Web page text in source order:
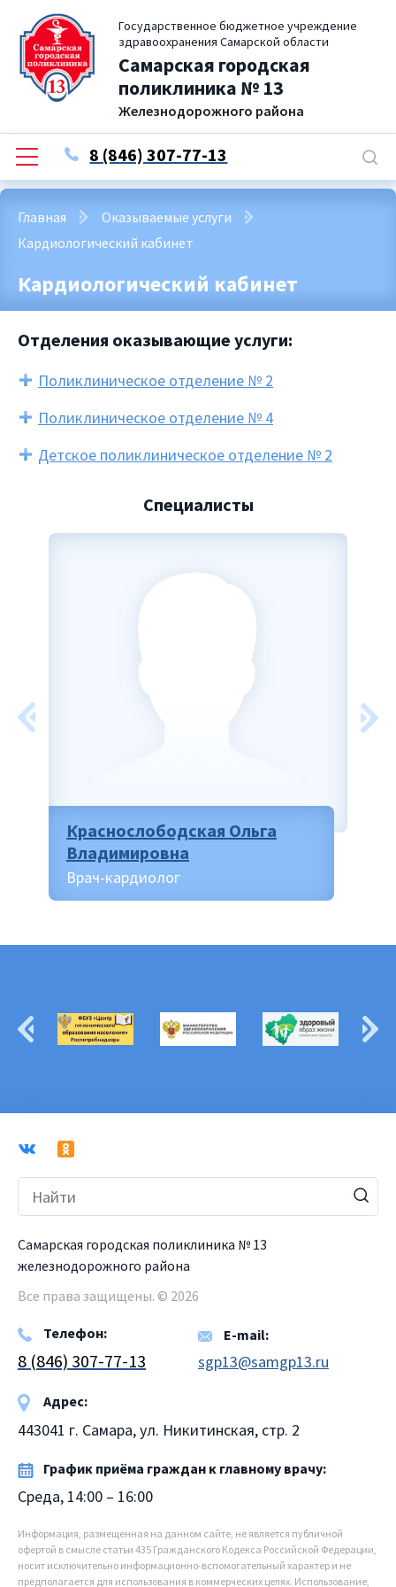
Государственное бюджетное учреждение
здравоохранения Самарской области
Самарская городская
поликлиника № 13
Железнодорожного района
8 (846) 307-77-13
Главная
Оказываемые услуги
Кардиологический кабинет
Кардиологический кабинет
Отделения оказывающие услуги:
Поликлиническое отделение № 2
Поликлиническое отделение № 4
Детское поликлиническое отделение № 2
Специалисты
Краснослободская Ольга
Владимировна
Врач-кардиолог
Самарская городская поликлиника № 13
железнодорожного района
Все права защищены. © 2026
Телефон:
8 (846) 307-77-13
E-mail:
sgp13@samgp13.ru
Адрес:
443041 г. Самара, ул. Никитинская, стр. 2
График приёма граждан к главному врачу:
Среда, 14:00 – 16:00
Информация, размещенная на данном сайте, не является публичной
офертой в смысле статьи 435 Гражданского Кодекса Российской Федерации,
носит исключительно информационно-вспомогательный характер и не
предполагается для использования в коммерческих целях. Использование,